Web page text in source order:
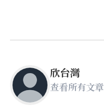
欣台灣
查看所有文章